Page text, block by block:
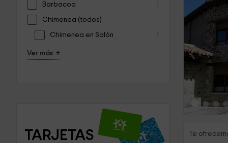
Barbacoa 1
Chimenea (todos)
Chimenea en Salón 1
Ver más +
TARJETAS
‹
Te